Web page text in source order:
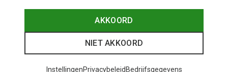
AKKOORD
NIET AKKOORD
InstellingenPrivacybeleid Bedrijfsgegevens